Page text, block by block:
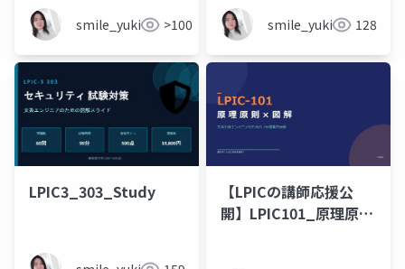
り 面白きこともなき
世をおもしろく
smile_yukiko_it>100 smile_yukiko_it128
LPIC3_303_Study
【LPICの講師応援公
開】LPIC101_原理原則